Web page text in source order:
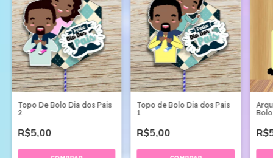
Topo De Bolo Dia dos Pais
2
R$5,00
Topo de Bolo Dia dos Pais
1
R$5,00